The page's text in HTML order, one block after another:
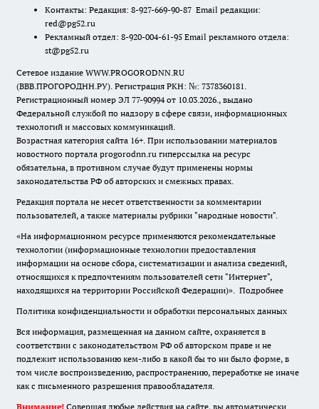
Контакты: Редакция: 8-927-669-90-87 Email редакции:
red@pg52.ru
Рекламный отдел: 8-920-004-61-95 Email рекламного отдела:
st@pg52.ru
Сетевое издание WWW.PROGORODNN.RU
(ВВВ.ПРОГОРОДНН.РУ). Регистрация РКН: №: 7378360181.
Регистрационный номер ЭЛ 77-90994 от 10.03.2026., выдано
Федеральной службой по надзору в сфере связи, информационных
технологий и массовых коммуникаций.
Возрастная категория сайта 16+. При использовании материалов
новостного портала progorodnn.ru гиперссылка на ресурс
обязательна, в противном случае будут применены нормы
законодательства РФ об авторских и смежных правах.
Редакция портала не несет ответственности за комментарии
пользователей, а также материалы рубрики "народные новости".
«На информационном ресурсе применяются рекомендательные
технологии (информационные технологии предоставления
информации на основе сбора, систематизации и анализа сведений,
относящихся к предпочтениям пользователей сети "Интернет",
находящихся на территории Российской Федерации)». Подробнее
Политика конфиденциальности и обработки персональных данных
Вся информация, размещенная на данном сайте, охраняется в
соответствии с законодательством РФ об авторском праве и не
подлежит использованию кем-либо в какой бы то ни было форме, в
том числе воспроизведению, распространению, переработке не иначе
как с письменного разрешения правообладателя.
Внимание! Совершая любые действия на сайте, вы автоматически